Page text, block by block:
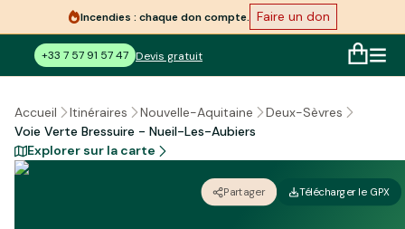
Incendies : chaque don compte. Faire un don
+33 7 57 91 57 47 Devis gratuit
Accueil Itinéraires Nouvelle-Aquitaine
Deux-Sèvres
Voie Verte Bressuire - Nueil-Les-Aubiers
Explorer sur la carte
Partager Télécharger le GPX